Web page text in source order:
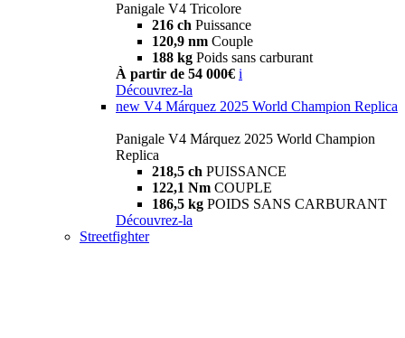
Panigale V4 Tricolore
216 ch Puissance
120,9 nm Couple
188 kg Poids sans carburant
À partir de 54 000€ i
Découvrez-la
new V4 Márquez 2025 World Champion Replica
Panigale V4 Márquez 2025 World Champion
Replica
218,5 ch PUISSANCE
122,1 Nm COUPLE
186,5 kg POIDS SANS CARBURANT
Découvrez-la
Streetfighter